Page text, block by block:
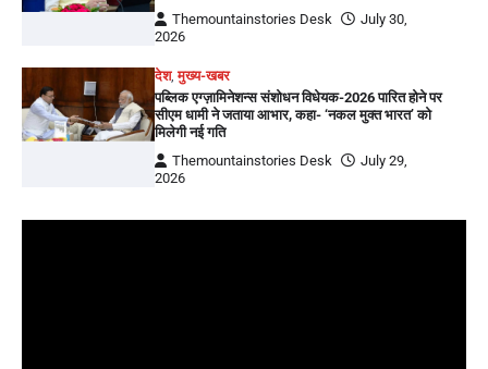
Themountainstories Desk
July 30,
2026
देश,मुख्य-खबर
पब्लिक एग्ज़ामिनेशन्स संशोधन विधेयक-2026 पारित होने पर
सीएम धामी ने जताया आभार, कहा- ‘नकल मुक्त भारत’ को
मिलेगी नई गति
Themountainstories Desk
July 29,
2026